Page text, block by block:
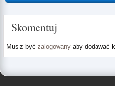
Skomentuj
Musiz być zalogowany aby dodawać